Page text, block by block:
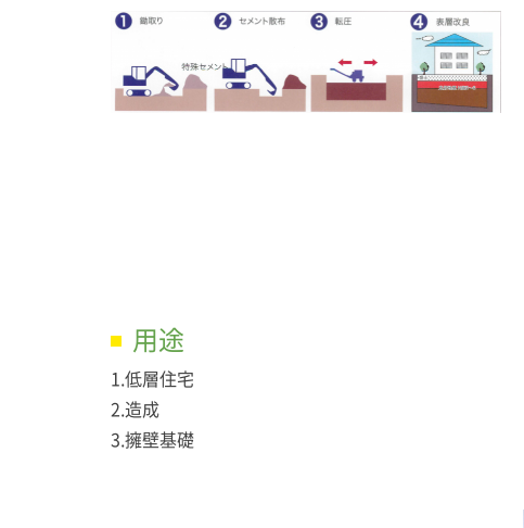
用途
1.低層住宅
2.造成
3.擁壁基礎